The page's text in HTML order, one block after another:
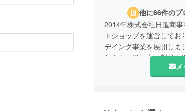
他に66件のプ
2014年株式会社日進商
トショップを運営して
デイング事業を展開しま
た面白い役に立つ製品を
1.事業者の名称 株式会